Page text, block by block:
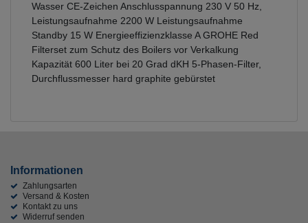
Wasser CE-Zeichen Anschlusspannung 230 V 50 Hz,
Leistungsaufnahme 2200 W Leistungsaufnahme
Standby 15 W Energieeffizienzklasse A GROHE Red
Filterset zum Schutz des Boilers vor Verkalkung
Kapazität 600 Liter bei 20 Grad dKH 5-Phasen-Filter,
Durchflussmesser hard graphite gebürstet
Informationen
Zahlungsarten
Versand & Kosten
Kontakt zu uns
Widerruf senden